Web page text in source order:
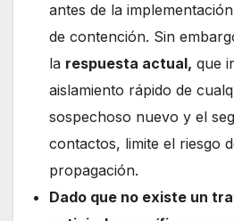
antes de la
de contención. Sin
la respuesta actual, que
aislamiento rápido de
sospechoso nuevo y el
contactos, limite el riesgo
propagación.
Dado que no existe un